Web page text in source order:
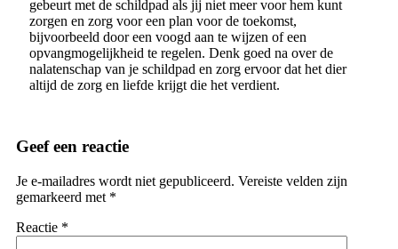
gebeurt met de schildpad als jij niet meer voor hem kunt
zorgen en zorg voor een plan voor de toekomst,
bijvoorbeeld door een voogd aan te wijzen of een
opvangmogelijkheid te regelen. Denk goed na over de
nalatenschap van je schildpad en zorg ervoor dat het dier
altijd de zorg en liefde krijgt die het verdient.
Geef een reactie
Je e-mailadres wordt niet gepubliceerd. Vereiste velden zijn
gemarkeerd met *
Reactie *